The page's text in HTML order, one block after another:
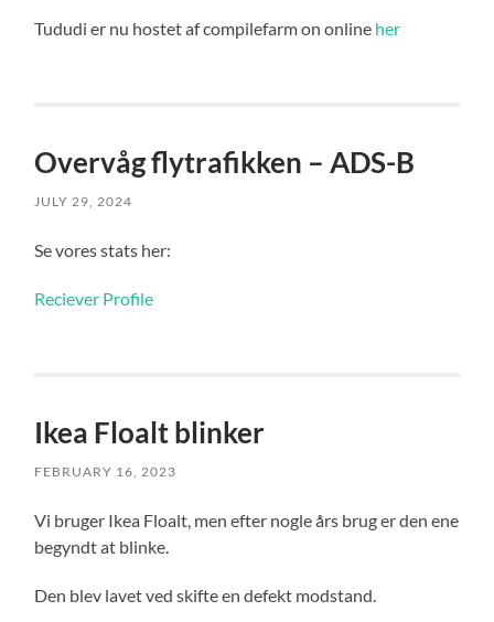
Tududi er nu hostet af compilefarm on online her
Overvåg flytrafikken – ADS-B
JULY 29, 2024
Se vores stats her:
Reciever Profile
Ikea Floalt blinker
FEBRUARY 16, 2023
Vi bruger Ikea Floalt, men efter nogle års brug er den ene
begyndt at blinke.
Den blev lavet ved skifte en defekt modstand.